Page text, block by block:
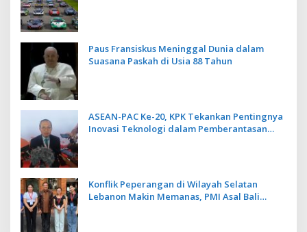
Paus Fransiskus Meninggal Dunia dalam
Suasana Paskah di Usia 88 Tahun
ASEAN-PAC Ke-20, KPK Tekankan Pentingnya
Inovasi Teknologi dalam Pemberantasan
Konflik Peperangan di Wilayah Selatan
Lebanon Makin Memanas, PMI Asal Bali